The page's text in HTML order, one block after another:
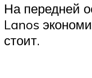
На передней
Lanos
стоит.